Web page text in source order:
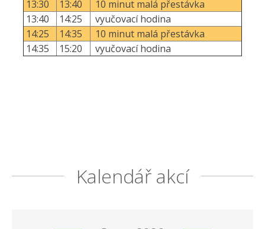
13:30
13:40
10 minut malá přestávka
13:40
14:25
vyučovací hodina
14:25
14:35
10 minut malá přestávka
14:35
15:20 vyučovací hodina
Kalendář akcí